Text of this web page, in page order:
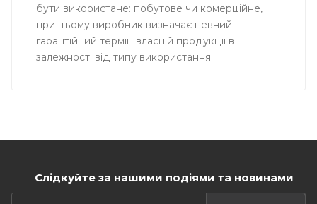
бути використане: побутове чи комерційне,
при цьому виробник визначає певний
гарантійний термін власній продукції в
залежності від типу використання.
Слідкуйте за нашими подіями та новинами